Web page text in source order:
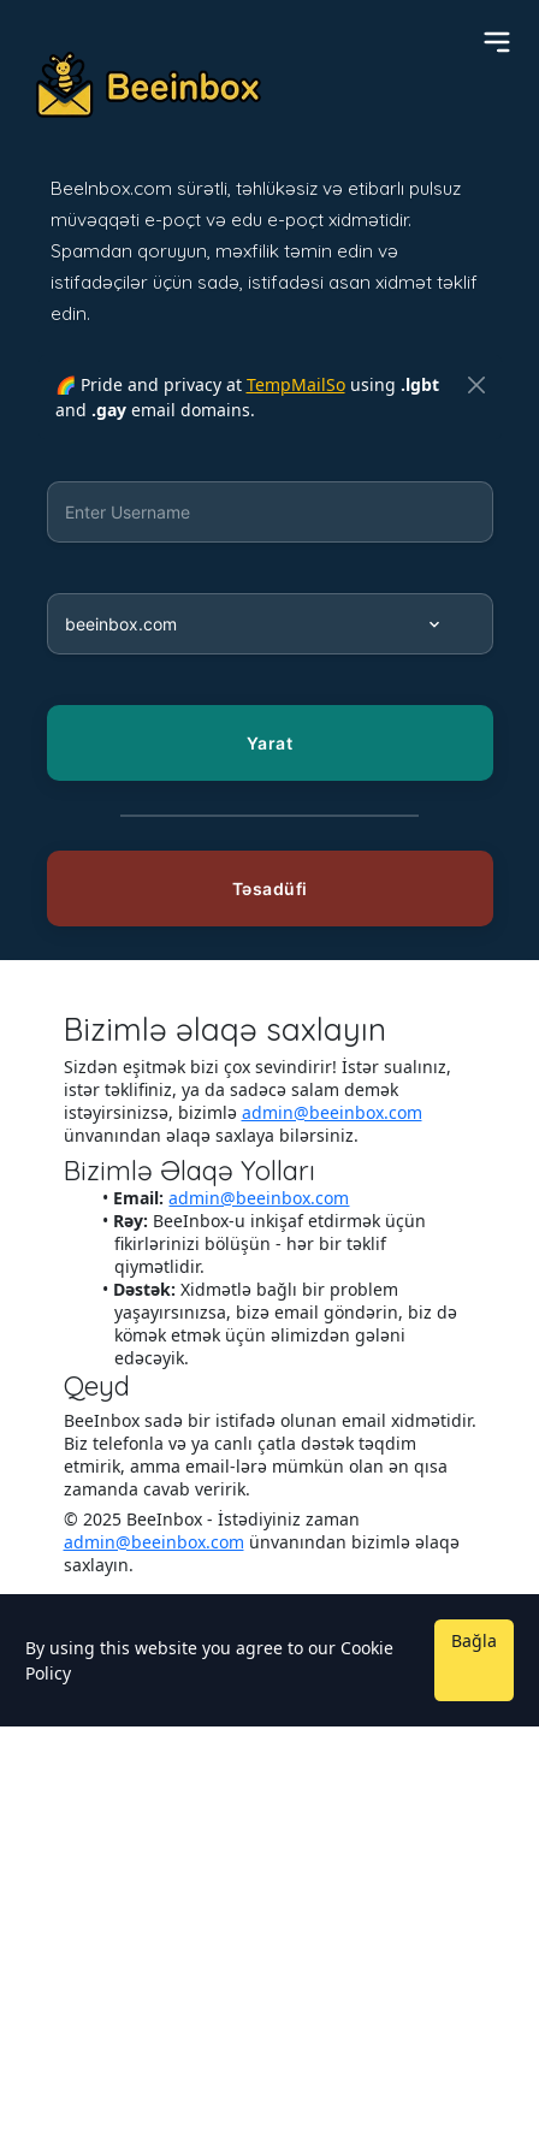
BeeInbox.com sürətli, təhlükəsiz və etibarlı pulsuz
müvəqqəti e-poçt və edu e-poçt xidmətidir.
Spamdan qoruyun, məxfilik təmin edin və
istifadəçilər üçün sadə, istifadəsi asan xidmət təklif
edin.
🌈 Pride and privacy at TempMailSousing .lgbt
and .gayemail domains.
Bizimlə əlaqə saxlayın
Sizdən eşitmək bizi çox sevindirir! İstər sualınız,
istər təklifiniz, ya da sadəcə salam demək
istəyirsinizsə, bizimlə admin@beeinbox.com
ünvanından əlaqə saxlaya bilərsiniz.
Bizimlə Əlaqə Yolları
Email: admin@beeinbox.com
Rəy: BeeInbox-u inkişaf etdirmək üçün
fikirlərinizi bölüşün - hər bir təklif
qiymətlidir.
Dəstək: Xidmətlə bağlı bir problem
yaşayırsınızsa, bizə email göndərin, biz də
kömək etmək üçün əlimizdən gələni
edəcəyik.
Qeyd
BeeInbox sadə bir istifadə olunan email xidmətidir.
Biz telefonla və ya canlı çatla dəstək təqdim
etmirik, amma email-lərə mümkün olan ən qısa
zamanda cavab veririk.
© 2025 BeeInbox - İstədiyiniz zaman
admin@beeinbox.com ünvanından bizimlə əlaqə
saxlayın.
By using this website you agree to our Cookie
Policy
Bağla